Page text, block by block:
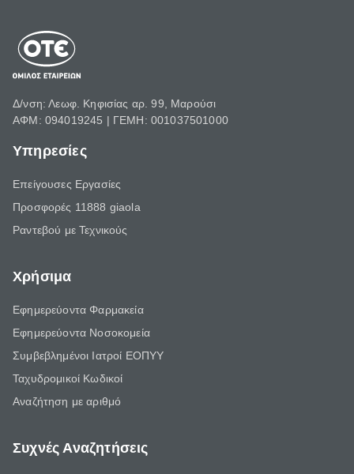
Δ/νση: Λεωφ. Κηφισίας αρ. 99, Μαρούσι
ΑΦΜ: 094019245 | ΓΕΜΗ: 001037501000
Υπηρεσίες
Επείγουσες Εργασίες
Προσφορές 11888 giaola
Ραντεβού με Τεχνικούς
Χρήσιμα
Εφημερεύοντα Φαρμακεία
Εφημερεύοντα Νοσοκομεία
Συμβεβλημένοι Ιατροί ΕΟΠΥΥ
Ταχυδρομικοί Κωδικοί
Αναζήτηση με αριθμό
Συχνές Αναζητήσεις